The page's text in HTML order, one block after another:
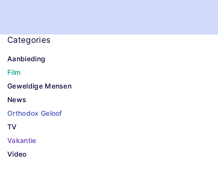
t
o
n
Categories
Aanbieding
Film
Geweldige Mensen
News
Orthodox Geloof
TV
Vakantie
Video